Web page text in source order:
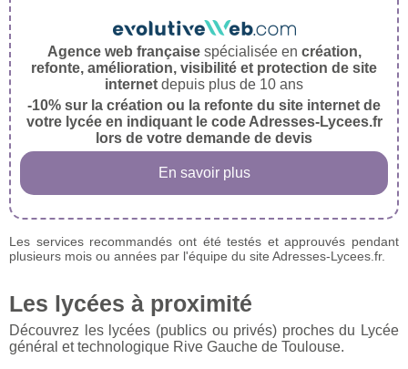
Agence web françaisespécialisée en création,
refonte, amélioration, visibilité et protection de site
internet depuis plus de 10 ans
-10% sur la création ou la refonte du site internet de
votre lycée en indiquant le code Adresses-Lycees.fr
lors de votre demande de devis
En savoir plus
Les services recommandés ont été testés et approuvés pendant
plusieurs mois ou années par l'équipe du site Adresses-Lycees.fr.
Les lycées à proximité
Découvrez les lycées (publics ou privés) proches du Lycée
général et technologique Rive Gauche de Toulouse.